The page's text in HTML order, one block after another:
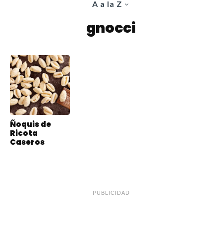
A a la Z
gnocci
Ñoquis de
Ricota
Caseros
PUBLICIDAD